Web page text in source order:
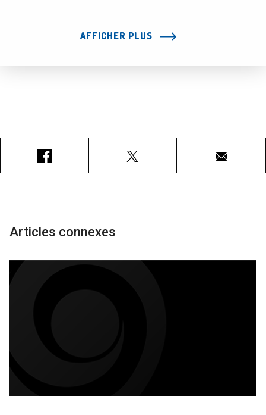
AFFICHER PLUS
Courriel
Articles connexes